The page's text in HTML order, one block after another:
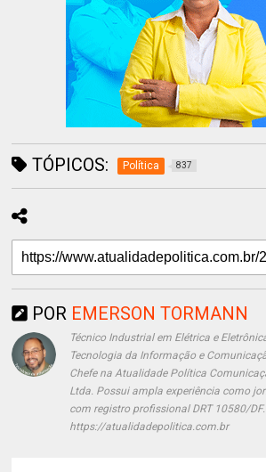
TÓPICOS: Política 837
POR EMERSON TORMANN
Técnico Industrial em Elétrica e
Tecnologia da Informação e
Chefe na Atualidade Política
Ltda. Possui ampla experiência como
com registro profissional DRT 10580/
https://atualidadepolitica.com.br